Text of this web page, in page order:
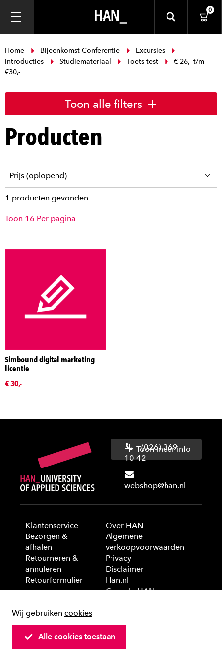
0
Home Bijeenkomst Conferentie
Excursies
introducties
Studiemateriaal Toets test
€ 26,- t/m
€30,-
Toon alle filters
Producten
1 producten gevonden
Toon 16 Per pagina
Simbound digital marketing
licentie
€ 30,-
(026) 369
10 42
webshop@han.nl
Toon meer info
Klantenservice
Bezorgen &
afhalen
Retourneren &
annuleren
Retourformulier
Over HAN
Algemene
verkoopvoorwaarden
Privacy
Disclaimer
Han.nl
Over de HAN
Wij gebruiken cookies
Alle cookies toestaan